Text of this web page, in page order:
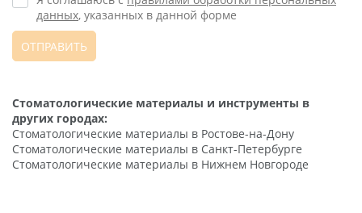
данных, указанных в данной форме
ОТПРАВИТЬ
Стоматологические материалы и инструменты в
других городах:
Стоматологические материалы в Ростове-на-Дону
Стоматологические материалы в Санкт-Петербурге
Стоматологические материалы в Нижнем Новгороде